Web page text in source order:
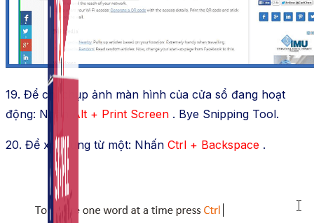
Fanpage.
19. Để chỉ chụp ảnh màn hình của cửa sổ đang hoạt
động: Nhấn
Alt + Print Screen . Bye Snipping Tool.
20. Để xóa từng từ một: Nhấn Ctrl + Backspace .